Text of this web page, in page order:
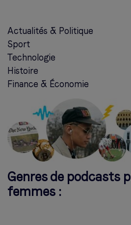
Actualités & Politique
Sport
Technologie
Histoire
Finance & Économie
Genres de podcasts
femmes :